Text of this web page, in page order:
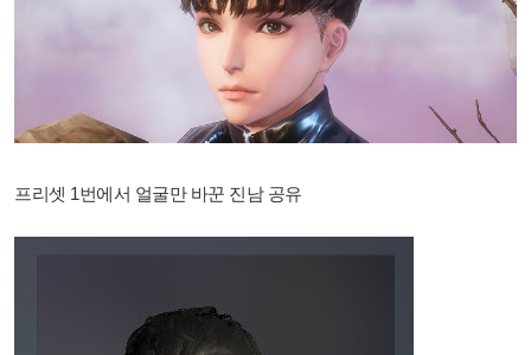
프리셋 1번에서 얼굴만 바꾼 진남 공유